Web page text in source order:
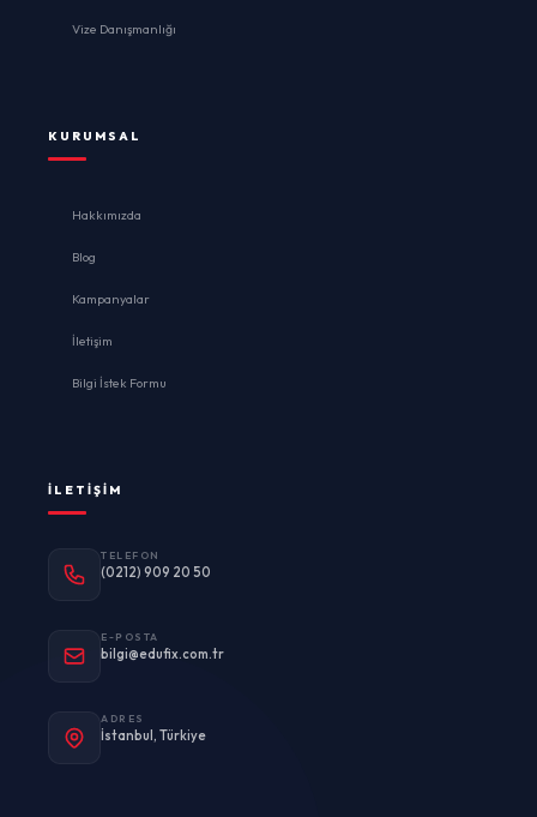
Vize Danışmanlığı
KURUMSAL
Hakkımızda
Blog
Kampanyalar
İletişim
Bilgi İstek Formu
İLETIŞIM
TELEFON
(0212) 909 20 50
E-POSTA
bilgi@edufix.com.tr
ADRES
İstanbul, Türkiye